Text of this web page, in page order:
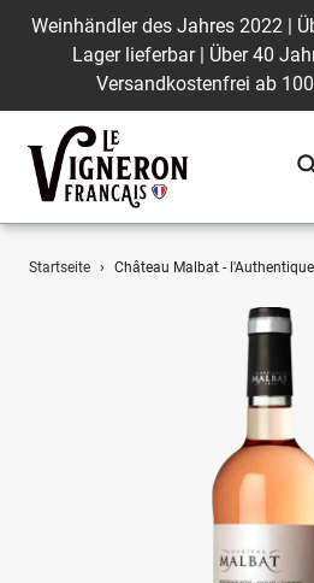
Direkt
Weinhändler des Jahres 2022 |
Lager lieferbar | Über 40
Versandkostenfrei ab
Startseite › Château Malbat -